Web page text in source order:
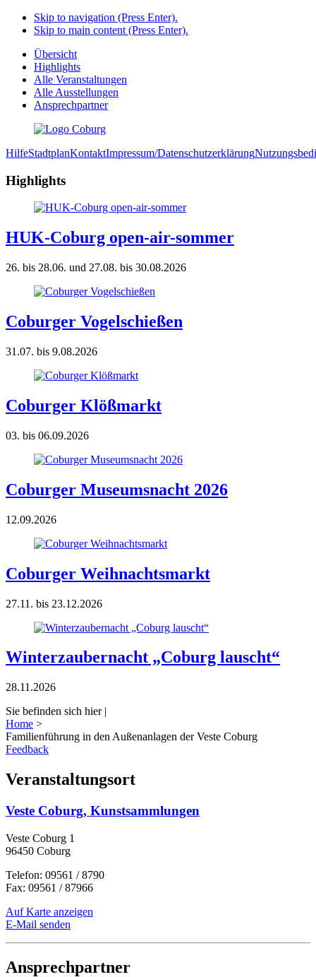
Skip to navigation (Press Enter).
Skip to main content (Press Enter).
Übersicht
Highlights
Alle Veranstaltungen
Alle Ausstellungen
Ansprechpartner
HilfeStadtplanKontaktImpressum/Datenschutzerklärung
Highlights
HUK-Coburg open-air-sommer
26. bis 28.06. und 27.08. bis 30.08.2026
Coburger Vogelschießen
31.07. bis 9.08.2026
Coburger Klößmarkt
03. bis 06.09.2026
Coburger Museumsnacht 2026
12.09.2026
Coburger Weihnachtsmarkt
27.11. bis 23.12.2026
Winterzaubernacht „Coburg lauscht“
28.11.2026
Sie befinden sich hier |
Home >
Familienführung in den Außenanlagen der Veste Coburg
Feedback
Veranstaltungsort
Veste Coburg, Kunstsammlungen
Veste Coburg 1
96450 Coburg
Telefon: 09561 / 8790
Fax: 09561 / 87966
Auf Karte anzeigen
E-Mail senden
Ansprechpartner